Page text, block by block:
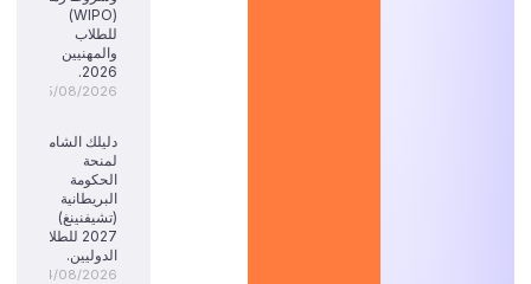
(WIPO)
للطلاب
والمهنيين
2026.
05/08/2026
دليلك الشامل
لمنحة
الحكومة
البريطانية
(تشيفنينغ)
2027 للطلاب
الدوليين.
04/08/2026